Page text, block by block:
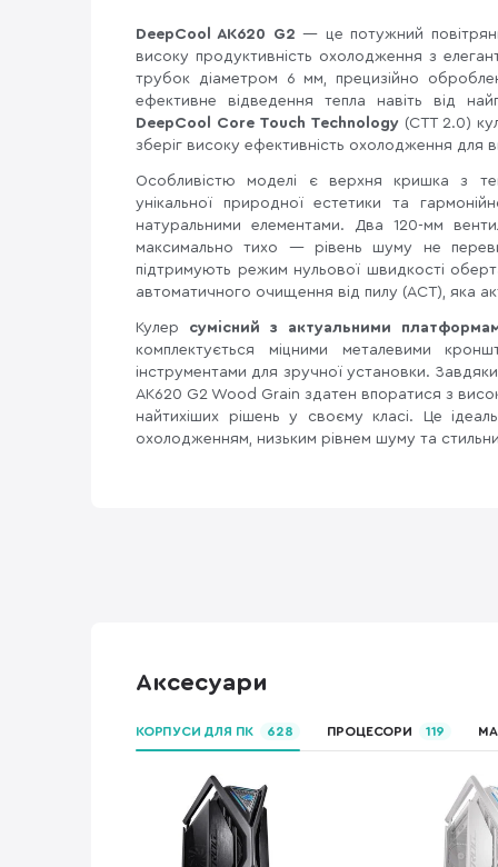
DeepCool AK620 G2 — це потужний
високу продуктивність охолодження з
трубок діаметром 6 мм, прецизійно
ефективне відведення тепла навіть від
DeepCool Core Touch Technology (CTT 2.0)
зберіг високу ефективність охолодження для
Особливістю моделі є верхня кришка з
унікальної природної естетики та
натуральними елементами. Два 120-мм
максимально тихо — рівень шуму не
підтримують режим нульової швидкості
автоматичного очищення від пилу (ACT), яка
Кулер сумісний з актуальними
комплектується міцними металевими
інструментами для зручної установки.
AK620 G2 Wood Grain здатен впоратися з
найтихіших рішень у своєму класі. Це
охолодженням, низьким рівнем шуму та
Аксесуари
КОРПУСИ ДЛЯ ПК 628 ПРОЦЕСОРИ 119